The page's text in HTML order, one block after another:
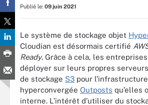
Publié le: 09 juin 2021
Le système de stockage objet
Cloudian est désormais certifié
Ready. Grâce à cela, les
déployer sur leurs propres
de stockage S3 pour l’infrastructure
hyperconvergée Outposts qu’elles
interne. L’intérêt d’utiliser du